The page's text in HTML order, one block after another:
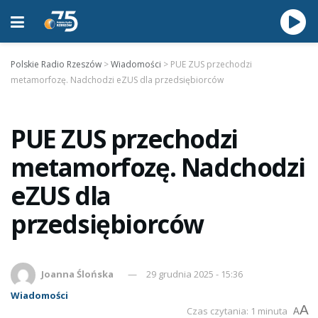
Polskie Radio Rzeszów >Wiadomości > PUE ZUS przechodzi
metamorfozę. Nadchodzi eZUS dla przedsiębiorców
PUE ZUS przechodzi
metamorfozę. Nadchodzi
eZUS dla
przedsiębiorców
Joanna Ślońska
29 grudnia 2025 - 15:36
Wiadomości
Czas czytania: 1 minuta AA